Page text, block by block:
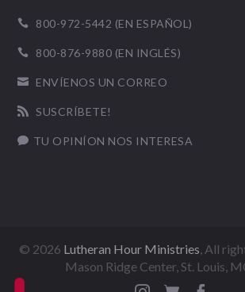
 800-972-5442 (EN ESPAÑOL)
 800-876-9880 (EN INGLÉS)
 ENVÍENOS UN CORREO
 SUSCRÍBETE!
 TU OPINÍON NOS INTERESA
© 2026 Lutheran Hour Ministries, All
Mason Ridge Center, St. Louis,